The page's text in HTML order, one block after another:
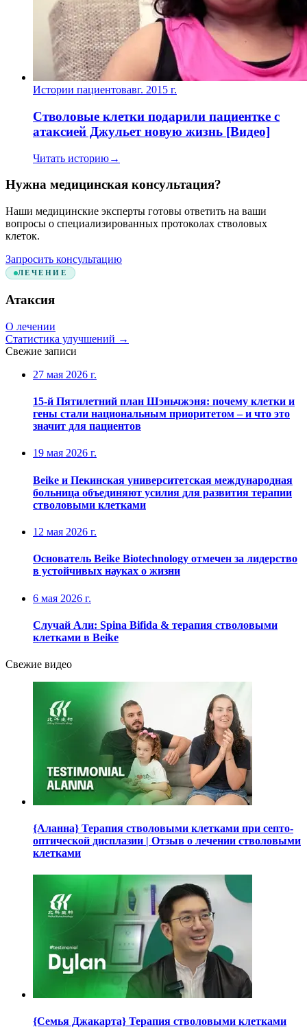
Истории пациентовавг. 2015 г.
Стволовые клетки подарили пациентке с
атаксией Джульет новую жизнь [Видео]
Читать историю→
Нужна медицинская консультация?
Наши медицинские эксперты готовы ответить на ваши
вопросы о специализированных протоколах стволовых
клеток.
Запросить консультацию
ЛЕЧЕНИЕ
Атаксия
О лечении
Статистика улучшений →
Свежие записи
27 мая 2026 г.
15-й Пятилетний план Шэньчжэня: почему клетки и
гены стали национальным приоритетом – и что это
значит для пациентов
19 мая 2026 г.
Beike и Пекинская университетская международная
больница объединяют усилия для развития терапии
стволовыми клетками
12 мая 2026 г.
Основатель Beike Biotechnology отмечен за лидерство
в устойчивых науках о жизни
6 мая 2026 г.
Случай Али: Spina Bifida & терапия стволовыми
клетками в Beike
Свежие видео
{Аланна} Терапия стволовыми клетками при септо-
оптической дисплазии | Отзыв о лечении стволовыми
клетками
{Семья Джакарта} Терапия стволовыми клетками